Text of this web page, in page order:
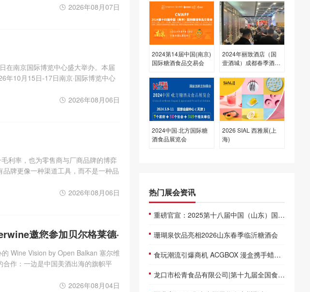
2026年08月07日
在南京国际博览中心盛大举办。本届
年10月15日-17日南京·国际博览中心
2026年08月06日
利率，也为零售商与厂商品牌的博弈
牌更像一种渠道工具，而不是一种品
2026年08月06日
邀您参加贝尔格莱德·
Wine Vision by Open Balkan 塞尔维
作：一边是中国美酒出海的旗帜平
2026年08月04日
2024第14届中国(南京)
国际糖酒食品交易会
2024年丽致酒店（国
壹酒城）成都春季酒店
2024中国·北方国际糖
酒食品展览会
2026 SIAL 西雅展(上
海)
热门展会资讯
重磅官宣：2025第十八届中国（山东）国际糖酒会春季首展来袭！
珊瑚泉饮品亮相2026山东春季临沂糖酒会
食玩潮流引爆商机 ACGBOX 漫盒携手蜡笔小新、chiikawa、三丽鸥、宝可梦等超级IP亮相SIAL西雅展
龙口市松青食品有限公司|第十九届全国食品博览会